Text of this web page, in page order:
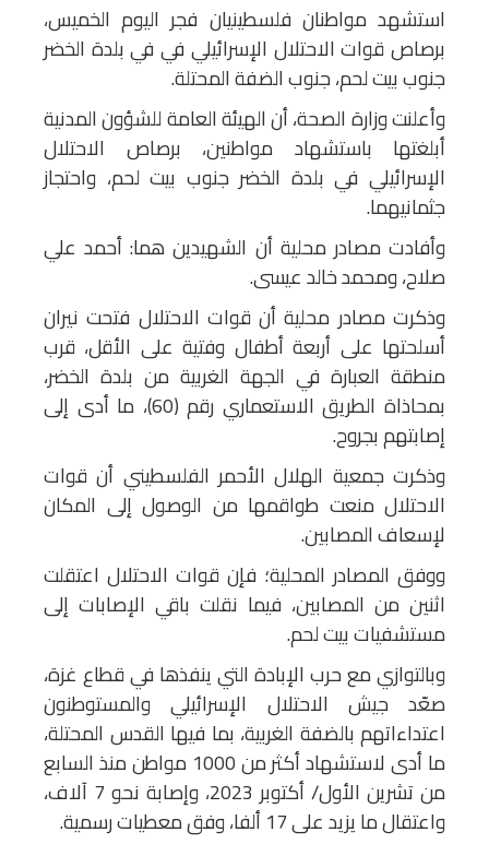
استشهد مواطنان فلسطينيان فجر اليوم الخميس،
برصاص قوات الاحتلال الإسرائيلي في في بلدة الخضر
جنوب بيت لحم، جنوب الضفة المحتلة.
وأعلنت وزارة الصحة، أن الهيئة العامة للشؤون المدنية
أبلغتها باستشهاد مواطنين، برصاص الاحتلال
الإسرائيلي في بلدة الخضر جنوب بيت لحم، واحتجاز
جثمانيهما.
وأفادت مصادر محلية أن الشهيدين هما: أحمد علي
صلاح، ومحمد خالد عيسى.
وذكرت مصادر محلية أن قوات الاحتلال فتحت نيران
أسلحتها على أربعة أطفال وفتية على الأقل، قرب
منطقة العبارة في الجهة الغربية من بلدة الخضر،
بمحاذاة الطريق الاستعماري رقم (60)، ما أدى إلى
إصابتهم بجروح.
وذكرت جمعية الهلال الأحمر الفلسطيني أن قوات
الاحتلال منعت طواقمها من الوصول إلى المكان
لإسعاف المصابين.
ووفق المصادر المحلية؛ فإن قوات الاحتلال اعتقلت
اثنين من المصابين، فيما نقلت باقي الإصابات إلى
مستشفيات بيت لحم.
وبالتوازي مع حرب الإبادة التي ينفذها في قطاع غزة،
صعّد جيش الاحتلال الإسرائيلي والمستوطنون
اعتداءاتهم بالضفة الغربية، بما فيها القدس المحتلة،
ما أدى لاستشهاد أكثر من 1000 مواطن منذ السابع
من تشرين الأول/ أكتوبر 2023، وإصابة نحو 7 آلاف،
واعتقال ما يزيد على 17 ألفا، وفق معطيات رسمية.